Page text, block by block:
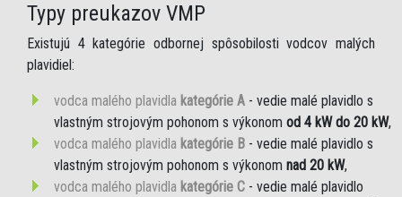
Typy preukazov VMP
Existujú 4 kategórie odbornej spôsobilosti vodcov malých
plavidiel:
vodca malého plavidla kategórie A - vedie malé plavidlo s
vlastným strojovým pohonom s výkonom od 4 kW do 20 kW,
vodca malého plavidla kategórie B - vedie malé plavidlo s
vlastným strojovým pohonom s výkonom nad 20 kW,
vodca malého plavidla kategórie C - vedie malé plavidlo